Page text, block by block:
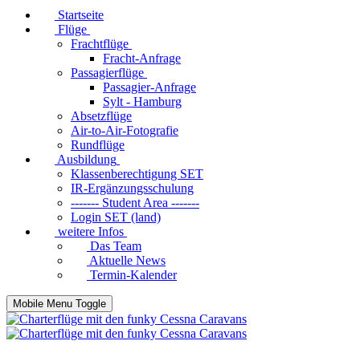
Startseite
Flüge
Frachtflüge
Fracht-Anfrage
Passagierflüge
Passagier-Anfrage
Sylt - Hamburg
Absetzflüge
Air-to-Air-Fotografie
Rundflüge
Ausbildung
Klassenberechtigung SET
IR-Ergänzungsschulung
------- Student Area -------
Login SET (land)
weitere Infos
Das Team
Aktuelle News
Termin-Kalender
Mobile Menu Toggle